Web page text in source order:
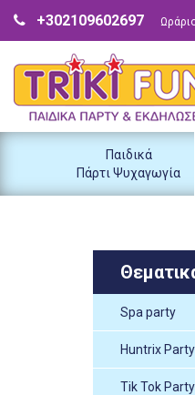
Παιδικά
Πάρτι Ψυχαγωγία
Spa party
Huntrix Party
Tik Tok Party
+302109602697